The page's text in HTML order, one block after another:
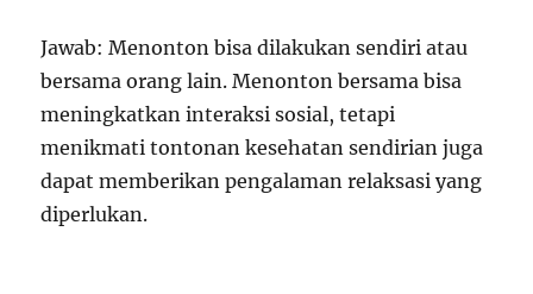
Jawab: Menonton bisa dilakukan sendiri atau
bersama orang lain. Menonton bersama bisa
meningkatkan interaksi sosial, tetapi
menikmati tontonan kesehatan sendirian juga
dapat memberikan pengalaman relaksasi yang
diperlukan.